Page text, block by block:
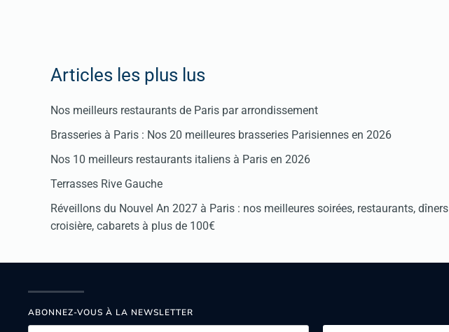
Articles les plus lus
Nos meilleurs restaurants de Paris par arrondissement
Brasseries à Paris : Nos 20 meilleures brasseries Parisiennes en 2026
Nos 10 meilleurs restaurants italiens à Paris en 2026
Terrasses Rive Gauche
Réveillons du Nouvel An 2027 à Paris : nos meilleures soirées, restaurants, dîners
croisière, cabarets à plus de 100€
ABONNEZ-VOUS À LA NEWSLETTER